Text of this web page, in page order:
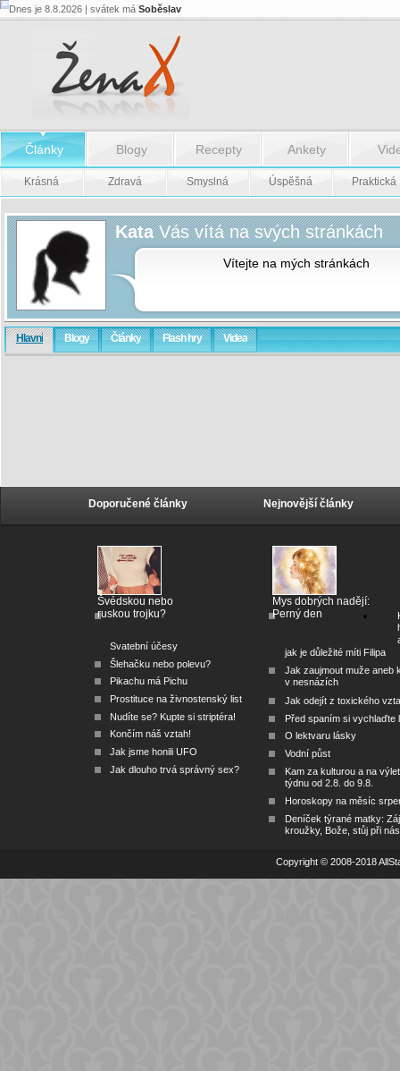
Dnes je 8.8.2026 | svátek má Soběslav
Články Blogy Recepty Ankety
Krásná Zdravá Smyslná Úspěšná Praktická
Kata Vás vítá na svých stránkách
Vítejte na mých stránkách
Hlavní Blogy Články Flash hry Videa
Doporučené články
Švédskou nebo
ruskou trojku?
Svatební účesy
Šlehačku nebo polevu?
Pikachu má Pichu
Prostituce na živnostenský list
Nudíte se? Kupte si striptéra!
Končím náš vztah!
Jak jsme honili UFO
Jak dlouho trvá správný sex?
Nejnovější články
Mys dobrých nadějí:
Perný den
jak je důležité míti Filipa
Jak zaujmout muže aneb
v nesnázích
Jak odejít z toxického
Před spaním si vychlaďte
O lektvaru lásky
Vodní půst
Kam za kulturou a na
týdnu od 2.8. do 9.8.
Horoskopy na měsíc
Deníček týrané matky:
kroužky, Bože, stůj při nás
Copyright © 2008-2018